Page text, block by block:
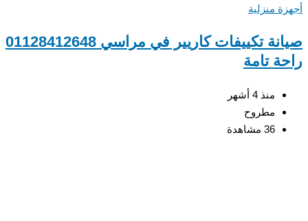
أجهزة منزلية
صيانة تكييفات كاريير في مراسي 01128412648
راحة تامة
منذ 4 أشهر
مطروح
36 مشاهدة